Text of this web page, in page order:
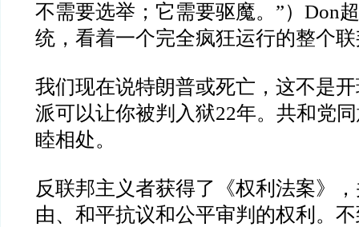
不需要选举；它需要驱魔。 ”） Don
统，看着一个完全疯狂运行的整个
我们现在说特朗普或死亡，这不是
派可以让你被判入狱22年。共和党
睦相处。
反联邦主义者获得了《权利法案》
由、和平抗议和公平审判的权利。